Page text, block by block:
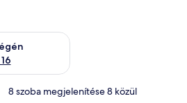
állás ellenőrzése: aug. 14 -
8 szoba megjelenítése 8 közül